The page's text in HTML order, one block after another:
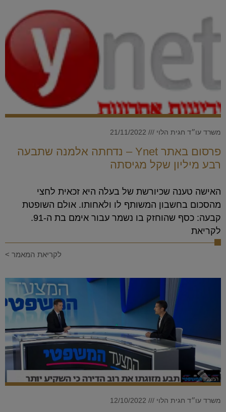
פרסום באתר Ynet – נדחתה אלמנה שתבעה
רבע מיליון שקל מגיסתה
משרד עו״ד חגית הלוי
האישה טענה שכיורשת של בעלה היא זכאית לחצי
מהסכום בחשבון המשותף לו ולאחותו. אולם השופטת
קבעה: כסף שהוחזק בו נשמר עבור אימם בת ה-91.
לקריאת
לקריאת המאמר >
משרד עו״ד חגית הלוי